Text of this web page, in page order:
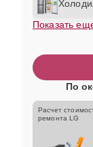
Показать
По
Расчет
ремонта LG